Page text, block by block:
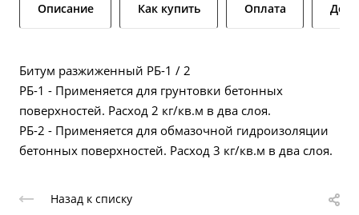
Описание Как купить Оплата
Битум разжиженный РБ-1 / 2
РБ-1 - Применяется для грунтовки бетонных
поверхностей. Расход 2 кг/кв.м в два слоя.
РБ-2 - Применяется для обмазочной гидроизоляции
бетонных поверхностей. Расход 3 кг/кв.м в два слоя.
Назад к списку